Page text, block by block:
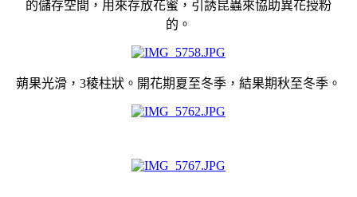
的儲存空間，用來存放花蜜，引誘昆蟲來協助異花授粉
的。
蒴果光滑，3稜柱狀。開花期夏至冬季，結果期秋至冬季。